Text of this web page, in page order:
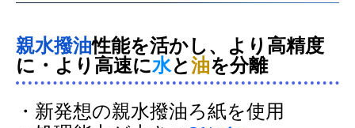
親水撥油性能を活かし、より高精度
に・より高速に水と油を分離
・新発想の親水撥油ろ紙を使用